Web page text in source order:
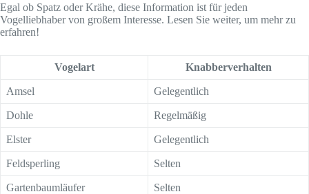
Egal ob Spatz oder Krähe, diese Information ist für jeden
Vogelliebhaber von großem Interesse. Lesen Sie weiter, um mehr zu
erfahren!
Vogelart Knabberverhalten
Amsel Gelegentlich
Dohle Regelmäßig
Elster Gelegentlich
Feldsperling Selten
Gartenbaumläufer Selten